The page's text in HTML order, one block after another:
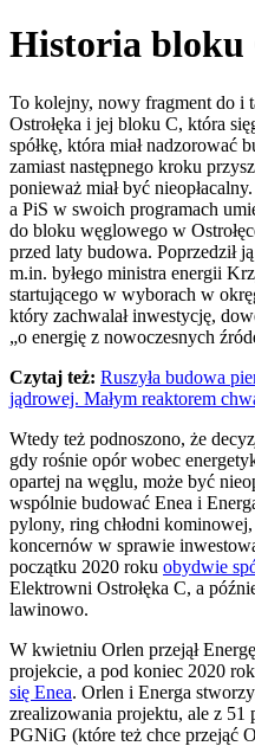
Historia bloku
To kolejny, nowy fragment do i
Ostrołęka i jej bloku C, która
spółkę, która miał nadzorować
zamiast następnego kroku
ponieważ miał być
a PiS w swoich programach
do bloku węglowego w
przed laty budowa. Poprzedził
m.in. byłego ministra energii
startującego w wyborach w
który zachwalał inwestycję,
„o energię z nowoczesnych
Czytaj też: Ruszyła budowa
jądrowej. Małym reaktorem
Wtedy też podnoszono, że
gdy rośnie opór wobec
opartej na węglu, może być
wspólnie budować Enea i
pylony, ring chłodni
koncernów w sprawie
początku 2020 roku obydwie
Elektrowni Ostrołęka C, a
lawinowo.
W kwietniu Orlen przejął
projekcie, a pod koniec 2020
się Enea. Orlen i Energa
zrealizowania projektu, ale z 51
PGNiG (które też chce przejąć